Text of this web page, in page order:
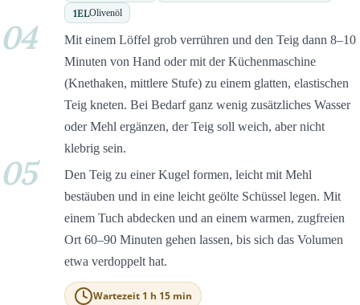
1ELOlivenöl
04
Mit einem Löffel grob verrühren und den Teig dann 8–10
Minuten von Hand oder mit der Küchenmaschine
(Knethaken, mittlere Stufe) zu einem glatten, elastischen
Teig kneten. Bei Bedarf ganz wenig zusätzliches Wasser
oder Mehl ergänzen, der Teig soll weich, aber nicht
klebrig sein.
05
Den Teig zu einer Kugel formen, leicht mit Mehl
bestäuben und in eine leicht geölte Schüssel legen. Mit
einem Tuch abdecken und an einem warmen, zugfreien
Ort 60–90 Minuten gehen lassen, bis sich das Volumen
etwa verdoppelt hat.
Wartezeit 1 h 15 min